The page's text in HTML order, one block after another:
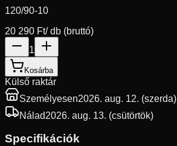
120/90-10
20 290 Ft/ db (bruttó)
1
Kosárba
Külső raktár
Személyesen2026. aug. 12. (szerda)
Nálad2026. aug. 13. (csütörtök)
Specifikációk